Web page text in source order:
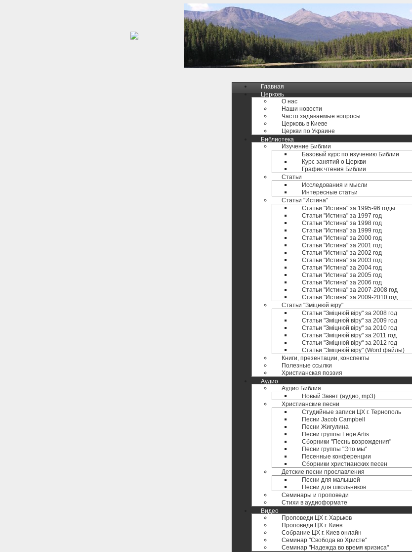
Главная
Церковь
О нас
Наши новости
Часто задаваемые вопросы
Церковь в Киеве
Церкви по Украине
Библиотека
Изучение Библии
Базовый курс по изучению Библии
Курс занятий о Церкви
График чтения Библии
Статьи
Исследования и мысли
Интересные статьи
Статьи "Истина"
Статьи "Истина" за 1995-96 годы
Статьи "Истина" за 1997 год
Статьи "Истина" за 1998 год
Статьи "Истина" за 1999 год
Статьи "Истина" за 2000 год
Статьи "Истина" за 2001 год
Статьи "Истина" за 2002 год
Статьи "Истина" за 2003 год
Статьи "Истина" за 2004 год
Статьи "Истина" за 2005 год
Статьи "Истина" за 2006 год
Статьи "Истина" за 2007-2008 год
Статьи "Истина" за 2009-2010 год
Статьи "Зміцнюй віру"
Статьи "Зміцнюй віру" за 2008 год
Статьи "Зміцнюй віру" за 2009 год
Статьи "Зміцнюй віру" за 2010 год
Статьи "Зміцнюй віру" за 2011 год
Статьи "Зміцнюй віру" за 2012 год
Статьи "Зміцнюй віру" (Word файлы)
Книги, презентации, конспекты
Полезные ccылки
Христианская поэзия
Аудио
Аудио Библия
Новый Завет (аудио, mp3)
Христианские песни
Студийные записи ЦХ г. Тернополь
Песни Jacob Campbell
Песни Жигулина
Песни группы Lege Artis
Сборники "Песнь возрождения"
Песни группы "Это мы"
Песенные конференции
Сборники христианских песен
Детские песни прославления
Песни для малышей
Песни для школьников
Семинары и проповеди
Стихи в аудиоформате
Видео
Проповеди ЦХ г. Харьков
Проповеди ЦХ г. Киев
Собрание ЦХ г. Киев онлайн
Семинар "Свобода во Христе"
Семинар "Надежда во время кризиса"